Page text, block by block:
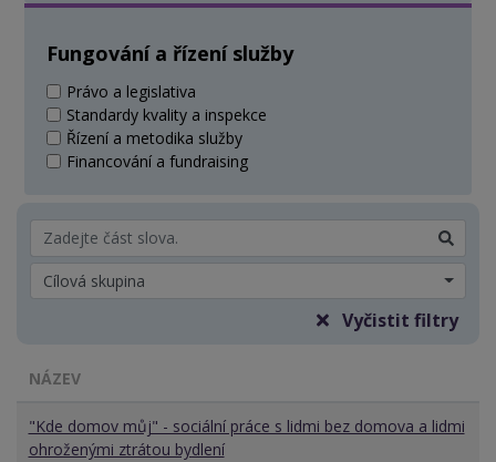
Fungování a řízení služby
Právo a legislativa
Standardy kvality a inspekce
Řízení a metodika služby
Financování a fundraising
Cílová skupina
Vyčistit filtry
NÁZEV
"Kde domov můj" - sociální práce s lidmi bez domova a lidmi
ohroženými ztrátou bydlení